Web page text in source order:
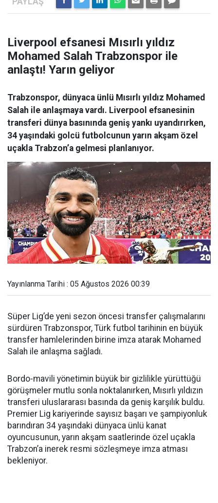
Liverpool efsanesi Mısırlı yıldız
Mohamed Salah Trabzonspor ile
anlaştı! Yarın geliyor
Trabzonspor, dünyaca ünlü Mısırlı yıldız Mohamed
Salah ile anlaşmaya vardı. Liverpool efsanesinin
transferi dünya basınında geniş yankı uyandırırken,
34 yaşındaki golcü futbolcunun yarın akşam özel
uçakla Trabzon’a gelmesi planlanıyor.
Yayınlanma Tarihi : 05 Ağustos 2026 00:39
Süper Lig’de yeni sezon öncesi transfer çalışmalarını
sürdüren Trabzonspor, Türk futbol tarihinin en büyük
transfer hamlelerinden birine imza atarak Mohamed
Salah ile anlaşma sağladı.
Bordo-mavili yönetimin büyük bir gizlilikle yürüttüğü
görüşmeler mutlu sonla noktalanırken, Mısırlı yıldızın
transferi uluslararası basında da geniş karşılık buldu.
Premier Lig kariyerinde sayısız başarı ve şampiyonluk
barındıran 34 yaşındaki dünyaca ünlü kanat
oyuncusunun, yarın akşam saatlerinde özel uçakla
Trabzon’a inerek resmi sözleşmeye imza atması
bekleniyor.